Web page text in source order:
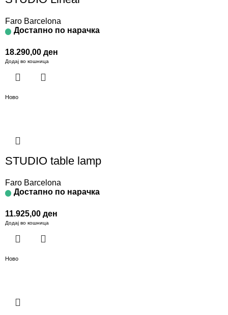
Faro Barcelona
Достапно по нарачка
18.290,00 ден
Додај во кошница
Ново
STUDIO table lamp
Faro Barcelona
Достапно по нарачка
11.925,00 ден
Додај во кошница
Ново